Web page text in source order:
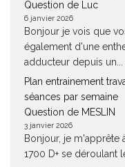
Question de Luc
6 janvier 2026
Bonjour je vois que
également d'une
adducteur depuis un...
Plan entrainement
séances par semaine
Question de MESLIN
3 janvier 2026
Bonjour, je m'apprête
1700 D+ se déroulant